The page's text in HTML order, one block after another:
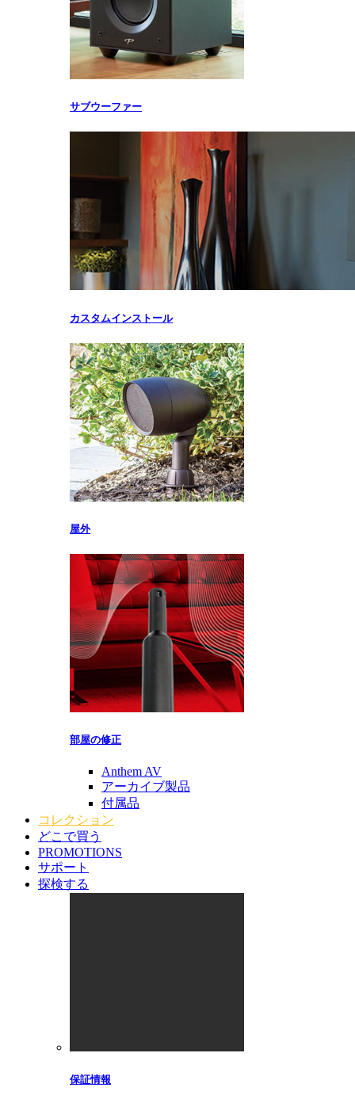
サブウーファー
カスタムインストール
屋外
部屋の修正
Anthem AV
アーカイブ製品
付属品
コレクション
どこで買う
PROMOTIONS
サポート
探検する
保証情報